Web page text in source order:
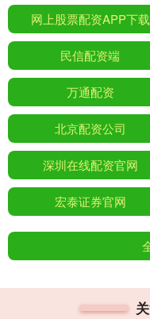
网上股票配资APP下载
民信配资端
万通配资
北京配资公司
深圳在线配资官网
宏泰证券官网